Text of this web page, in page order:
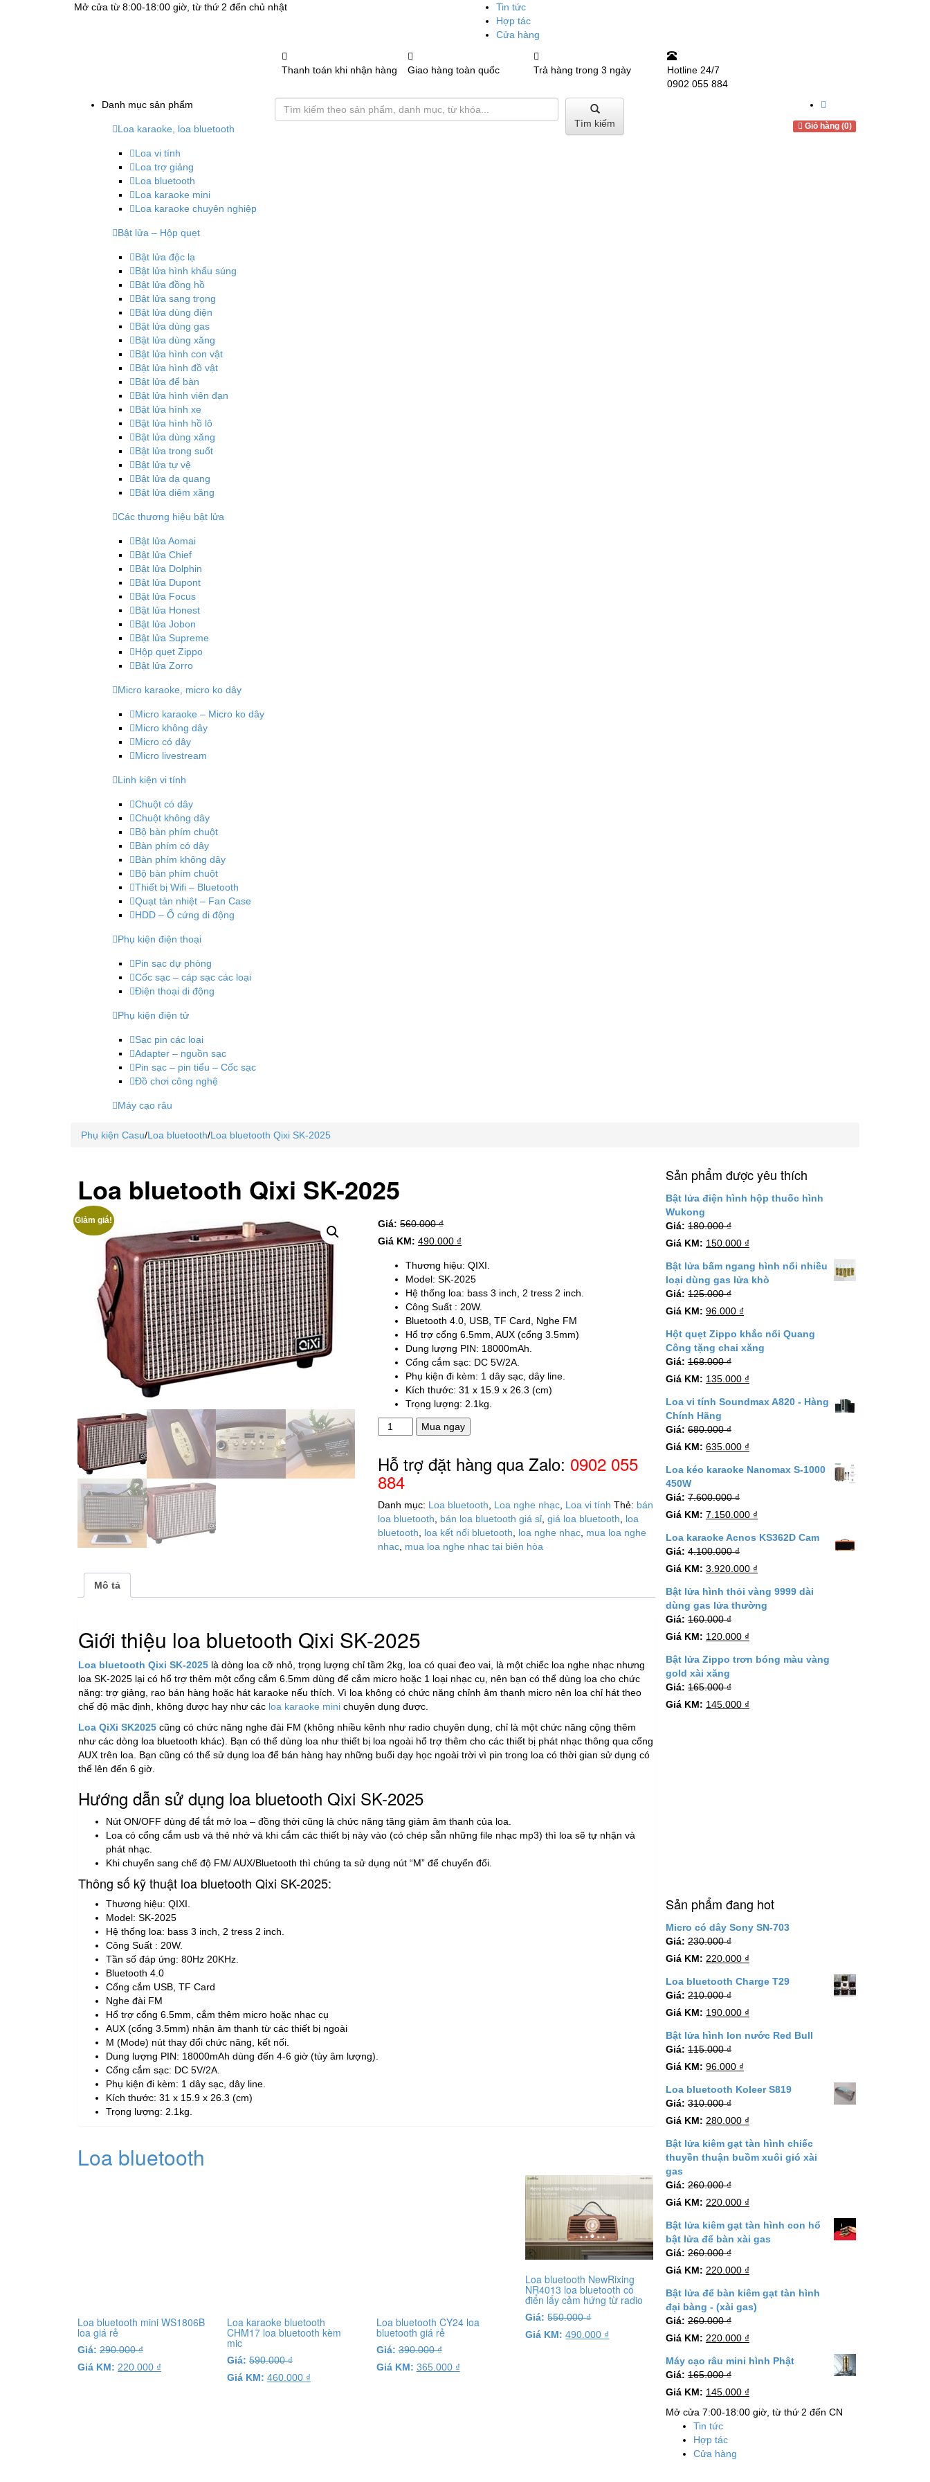
Mở cửa từ 8:00-18:00 giờ, từ thứ 2 đến chủ nhật
Tin tức
Hợp tác
Cửa hàng
Thanh toán khi nhận hàng Giao hàng toàn quốc Trả hàng trong 3 ngày Hotline 24/7
0902 055 884
Danh mục sản phẩm
Loa karaoke, loa bluetooth
Loa vi tính
Loa trợ giảng
Loa bluetooth
Loa karaoke mini
Loa karaoke chuyên nghiệp
Bật lửa – Hộp quẹt
Bật lửa độc lạ
Bật lửa hình khẩu súng
Bật lửa đồng hồ
Bật lửa sang trọng
Bật lửa dùng điện
Bật lửa dùng gas
Bật lửa dùng xăng
Bật lửa hình con vật
Bật lửa hình đồ vật
Bật lửa để bàn
Bật lửa hình viên đạn
Bật lửa hình xe
Bật lửa hình hồ lô
Bật lửa dùng xăng
Bật lửa trong suốt
Bật lửa tự vệ
Bật lửa dạ quang
Bật lửa diêm xăng
Các thương hiệu bật lửa
Bật lửa Aomai
Bật lửa Chief
Bật lửa Dolphin
Bật lửa Dupont
Bật lửa Focus
Bật lửa Honest
Bật lửa Jobon
Bật lửa Supreme
Hộp quẹt Zippo
Bật lửa Zorro
Micro karaoke, micro ko dây
Micro karaoke – Micro ko dây
Micro không dây
Micro có dây
Micro livestream
Linh kiện vi tính
Chuột có dây
Chuột không dây
Bộ bàn phím chuột
Bàn phím có dây
Bàn phím không dây
Bộ bàn phím chuột
Thiết bị Wifi – Bluetooth
Quạt tản nhiệt – Fan Case
HDD – Ổ cứng di động
Phụ kiện điện thoại
Pin sạc dự phòng
Cốc sạc – cáp sạc các loại
Điện thoại di động
Phụ kiện điện tử
Sạc pin các loại
Adapter – nguồn sạc
Pin sạc – pin tiểu – Cốc sạc
Đồ chơi công nghệ
Máy cạo râu
Tìm kiếm Giỏ hàng (0)
Phụ kiện Casu/Loa bluetooth/Loa bluetooth Qixi SK-2025
Loa bluetooth Qixi SK-2025
Giảm giá! Giá: 560.000₫
Giá KM: 490.000 ₫
Thương hiệu: QIXI.
Model: SK-2025
Hệ thống loa: bass 3 inch, 2 tress 2 inch.
Công Suất : 20W.
Bluetooth 4.0, USB, TF Card, Nghe FM
Hổ trợ cổng 6.5mm, AUX (cổng 3.5mm)
Dung lượng PIN: 18000mAh.
Cổng cắm sạc: DC 5V/2A.
Phụ kiện đi kèm: 1 dây sạc, dây line.
Kích thước: 31 x 15.9 x 26.3 (cm)
Trọng lượng: 2.1kg.
Loa
bluetooth
SK-
2025
lượng
Mua ngay
Hỗ trợ đặt hàng qua Zalo: 0902 055
884
Danh mục: Loa bluetooth Loa nghe nhạc Loa vi tính Thẻ: bán
loa bluetooth
bán loa bluetooth giá sỉ ,giá loa bluetooth
loa
bluetooth
loa kết nối bluetooth loa nghe nhạc mua loa nghe
nhac mua loa nghe nhạc tại biên hòa
Mô tả
Giới thiệu loa bluetooth Qixi SK-2025
Loa bluetooth Qixi SK-2025 là dòng loa cỡ nhỏ, trọng lượng chỉ tầm 2kg, loa có quai đeo vai, là một chiếc loa nghe nhạc nhưng
loa SK-2025 lại có hổ trợ thêm một cổng cắm 6.5mm dùng để cắm micro hoặc 1 loại nhạc cụ, nên bạn có thể dùng loa cho chức
năng: trợ giảng, rao bán hàng hoặc hát karaoke nếu thích. Vì loa không có chức năng chỉnh âm thanh micro nên loa chỉ hát theo
chế độ mặc định, không được hay như các loa karaoke mini chuyên dụng được.
Loa QiXi SK2025 cũng có chức năng nghe đài FM (không nhiều kênh như radio chuyên dụng, chỉ là một chức năng cộng thêm
như các dòng loa bluetooth khác). Bạn có thể dùng loa như thiết bị loa ngoài hổ trợ thêm cho các thiết bị phát nhạc thông qua cổng
AUX trên loa. Bạn cũng có thể sử dụng loa để bán hàng hay những buổi dạy học ngoài trời vì pin trong loa có thời gian sử dụng có
thể lên đến 6 giờ.
Hướng dẫn sử dụng loa bluetooth Qixi SK-2025
Nút ON/OFF dùng để tắt mở loa – đồng thời cũng là chức năng tăng giảm âm thanh của loa.
Loa có cổng cắm usb và thẻ nhớ và khi cắm các thiết bị này vào (có chép sẵn những file nhạc mp3) thì loa sẽ tự nhận và
phát nhạc.
Khi chuyển sang chế độ FM/ AUX/Bluetooth thì chúng ta sử dụng nút “M” để chuyển đổi.
Thông số kỹ thuật loa bluetooth Qixi SK-2025:
Thương hiệu: QIXI.
Model: SK-2025
Hệ thống loa: bass 3 inch, 2 tress 2 inch.
Công Suất : 20W.
Tần số đáp ứng: 80Hz 20KHz.
Bluetooth 4.0
Cổng cắm USB, TF Card
Nghe đài FM
Hổ trợ cổng 6.5mm, cắm thêm micro hoặc nhạc cụ
AUX (cổng 3.5mm) nhận âm thanh từ các thiết bị ngoài
M (Mode) nút thay đổi chức năng, kết nối.
Dung lượng PIN: 18000mAh dùng đến 4-6 giờ (tùy âm lượng).
Cổng cắm sạc: DC 5V/2A.
Phụ kiện đi kèm: 1 dây sạc, dây line.
Kích thước: 31 x 15.9 x 26.3 (cm)
Trọng lượng: 2.1kg.
Loa bluetooth
Loa bluetooth mini WS1806B
loa giá rẻ
Giá: 290.000₫
Giá KM: 220.000 ₫
Loa karaoke bluetooth
CHM17 loa bluetooth kèm
mic
Giá: 590.000₫
Giá KM: 460.000 ₫
Loa bluetooth CY24 loa
bluetooth giá rẻ
Giá: 390.000₫
Giá KM: 365.000 ₫
Loa bluetooth NewRixing
NR4013 loa bluetooth cổ
điển lấy cảm hứng từ radio
Giá: 550.000₫
Giá KM: 490.000 ₫
Sản phẩm được yêu thích
Bật lửa điện hình hộp thuốc hình
Wukong
Giá: 180.000₫
Giá KM: 150.000 ₫
Bật lửa bấm ngang hình nổi nhiều
loại dùng gas lửa khò
Giá: 125.000₫
Giá KM: 96.000 ₫
Hột quẹt Zippo khắc nổi Quang
Công tặng chai xăng
Giá: 168.000₫
Giá KM: 135.000 ₫
Loa vi tính Soundmax A820 - Hàng
Chính Hãng
Giá: 680.000₫
Giá KM: 635.000 ₫
Loa kéo karaoke Nanomax S-1000
450W
Giá: 7.600.000₫
Giá KM: 7.150.000 ₫
Loa karaoke Acnos KS362D Cam
Giá: 4.100.000₫
Giá KM: 3.920.000 ₫
Bật lửa hình thỏi vàng 9999 dài
dùng gas lửa thường
Giá: 160.000₫
Giá KM: 120.000 ₫
Bật lửa Zippo trơn bóng màu vàng
gold xài xăng
Giá: 165.000₫
Giá KM: 145.000 ₫
Sản phẩm đang hot
Micro có dây Sony SN-703
Giá: 230.000₫
Giá KM: 220.000 ₫
Loa bluetooth Charge T29
Giá: 210.000₫
Giá KM: 190.000 ₫
Bật lửa hình lon nước Red Bull
Giá: 115.000₫
Giá KM: 96.000 ₫
Loa bluetooth Koleer S819
Giá: 310.000₫
Giá KM: 280.000 ₫
Bật lửa kiêm gạt tàn hình chiếc
thuyền thuận buồm xuôi gió xài
gas
Giá: 260.000₫
Giá KM: 220.000 ₫
Bật lửa kiêm gạt tàn hình con hổ
bật lửa để bàn xài gas
Giá: 260.000₫
Giá KM: 220.000 ₫
Bật lửa để bàn kiêm gạt tàn hình
đại bàng - (xài gas)
Giá: 260.000₫
Giá KM: 220.000 ₫
Máy cạo râu mini hình Phật
Giá: 165.000₫
Giá KM: 145.000 ₫
Mở cửa 7:00-18:00 giờ, từ thứ 2 đến CN
Tin tức
Hợp tác
Cửa hàng